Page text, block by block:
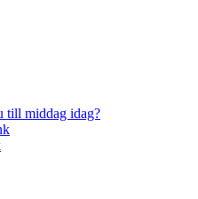
till middag idag?